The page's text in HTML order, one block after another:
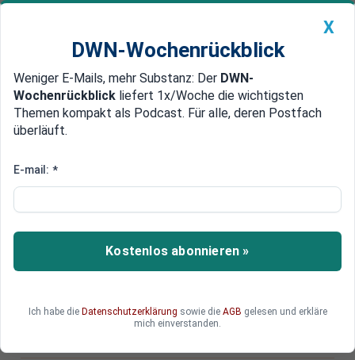
Newsticker MEIN DWN: Geldanlage Premium
Edelmetalle DWN-Magazin China
Krypto-Monitor 11. Mai
Israels Steuerbehörde jagt
Bitcoin-Händler in den Sozialen
Medien
Ein neues exklusives Angebot der DWN: Die
Kryptowährungen aus aller Welt auf einen Blick.
X
DWN-Wochenrückblick
Weniger E-Mails, mehr Substanz: Der DWN-
Wochenrückblick liefert 1x/Woche die wichtigsten
Themen kompakt als Podcast. Für alle, deren Postfach
überläuft.
E-mail: *
Kostenlos abonnieren »
Ich habe die Datenschutzerklärung sowie die AGB gelesen und erkläre
mich einverstanden.